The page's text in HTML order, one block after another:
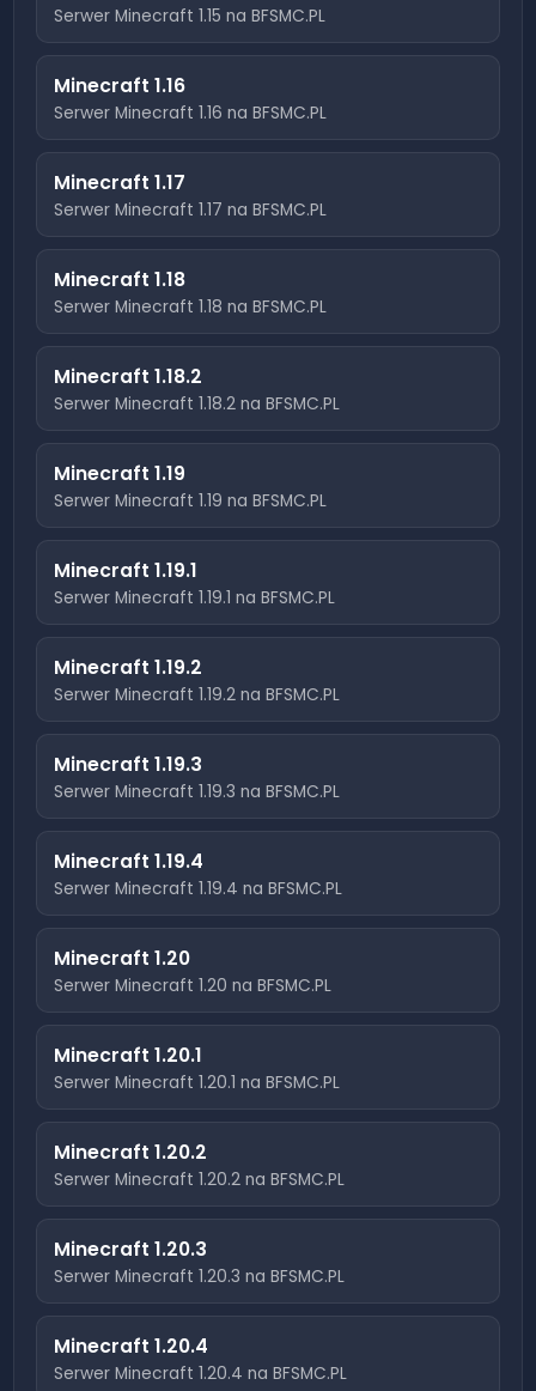
Serwer Minecraft1.15 na BFSMC.PL
Minecraft1.16
Serwer Minecraft1.16 na BFSMC.PL
Minecraft1.17
Serwer Minecraft1.17 na BFSMC.PL
Minecraft1.18
Serwer Minecraft1.18 na BFSMC.PL
Minecraft1.18.2
Serwer Minecraft1.18.2 na BFSMC.PL
Minecraft1.19
Serwer Minecraft1.19 na BFSMC.PL
Minecraft1.19.1
Serwer Minecraft1.19.1 na BFSMC.PL
Minecraft1.19.2
Serwer Minecraft1.19.2 na BFSMC.PL
Minecraft1.19.3
Serwer Minecraft1.19.3 na BFSMC.PL
Minecraft1.19.4
Serwer Minecraft1.19.4 na BFSMC.PL
Minecraft1.20
Serwer Minecraft1.20 na BFSMC.PL
Minecraft1.20.1
Serwer Minecraft1.20.1 na BFSMC.PL
Minecraft1.20.2
Serwer Minecraft1.20.2 na BFSMC.PL
Minecraft1.20.3
Serwer Minecraft1.20.3 na BFSMC.PL
Minecraft1.20.4
Serwer Minecraft1.20.4 na BFSMC.PL